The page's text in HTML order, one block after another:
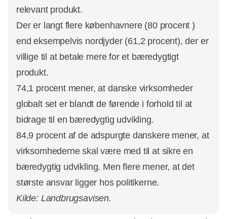
relevant produkt.
Der er langt flere københavnere (80 procent )
end eksempelvis nordjyder (61,2 procent), der er
villige til at betale mere for et bæredygtigt
produkt.
74,1 procent mener, at danske virksomheder
globalt set er blandt de førende i forhold til at
bidrage til en bæredygtig udvikling.
84,9 procent af de adspurgte danskere mener, at
virksomhederne skal være med til at sikre en
bæredygtig udvikling. Men flere mener, at det
største ansvar ligger hos politikerne.
Kilde: Landbrugsavisen.